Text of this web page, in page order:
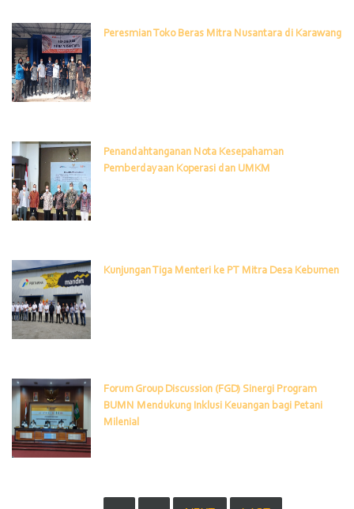
Peresmian Toko Beras Mitra Nusantara di Karawang
Penandahtanganan Nota Kesepahaman
Pemberdayaan Koperasi dan UMKM
Kunjungan Tiga Menteri ke PT Mitra Desa Kebumen
Forum Group Discussion (FGD) Sinergi Program
BUMN Mendukung Inklusi Keuangan bagi Petani
Milenial